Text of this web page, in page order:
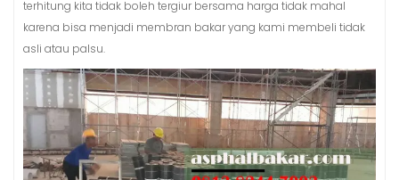
terhitung kita tidak boleh tergiur bersama harga tidak mahal
karena bisa menjadi membran bakar yang kami membeli tidak
asli atau palsu.